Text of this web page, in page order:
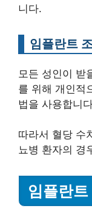
니다.
임플란트
모든 성인이 받
를 위해 개인적
법을 사용합니
따라서 혈당 수
뇨병 환자의 경
임플란